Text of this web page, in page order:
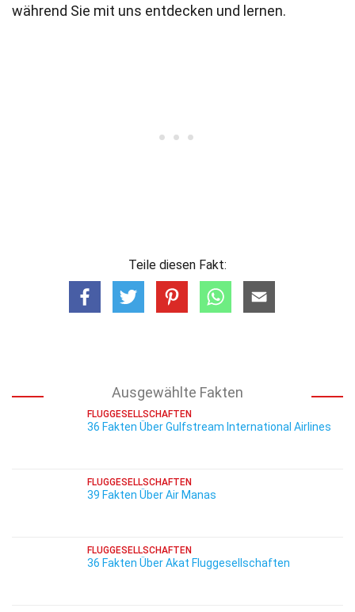
während Sie mit uns entdecken und lernen.
Teile diesen Fakt:
Ausgewählte Fakten
FLUGGESELLSCHAFTEN
36 Fakten Über Gulfstream International Airlines
FLUGGESELLSCHAFTEN
39 Fakten Über Air Manas
FLUGGESELLSCHAFTEN
36 Fakten Über Akat Fluggesellschaften